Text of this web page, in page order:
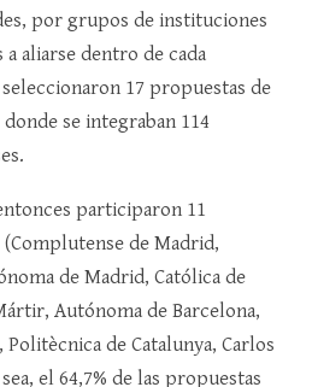
por grupos de instituciones
aliarse dentro de cada
17 propuestas de
se integraban 114
participaron 11
de Madrid,
de Madrid, Católica de
Autónoma de Barcelona,
de Catalunya, Carlos
el 64,7% de las propuestas